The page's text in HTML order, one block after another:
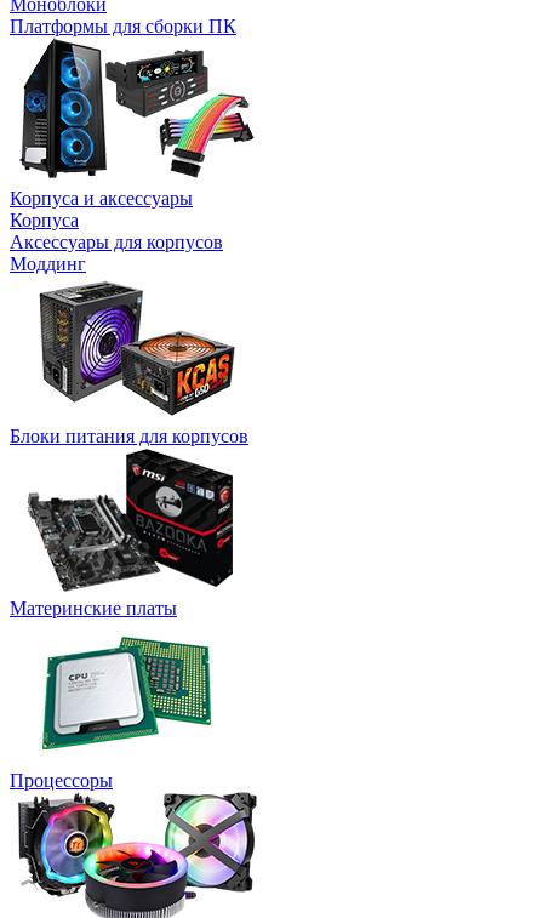
Моноблоки
Платформы для сборки ПК
Корпуса и аксессуары
Корпуса
Аксессуары для корпусов
Моддинг
Блоки питания для корпусов
Материнские платы
Процессоры